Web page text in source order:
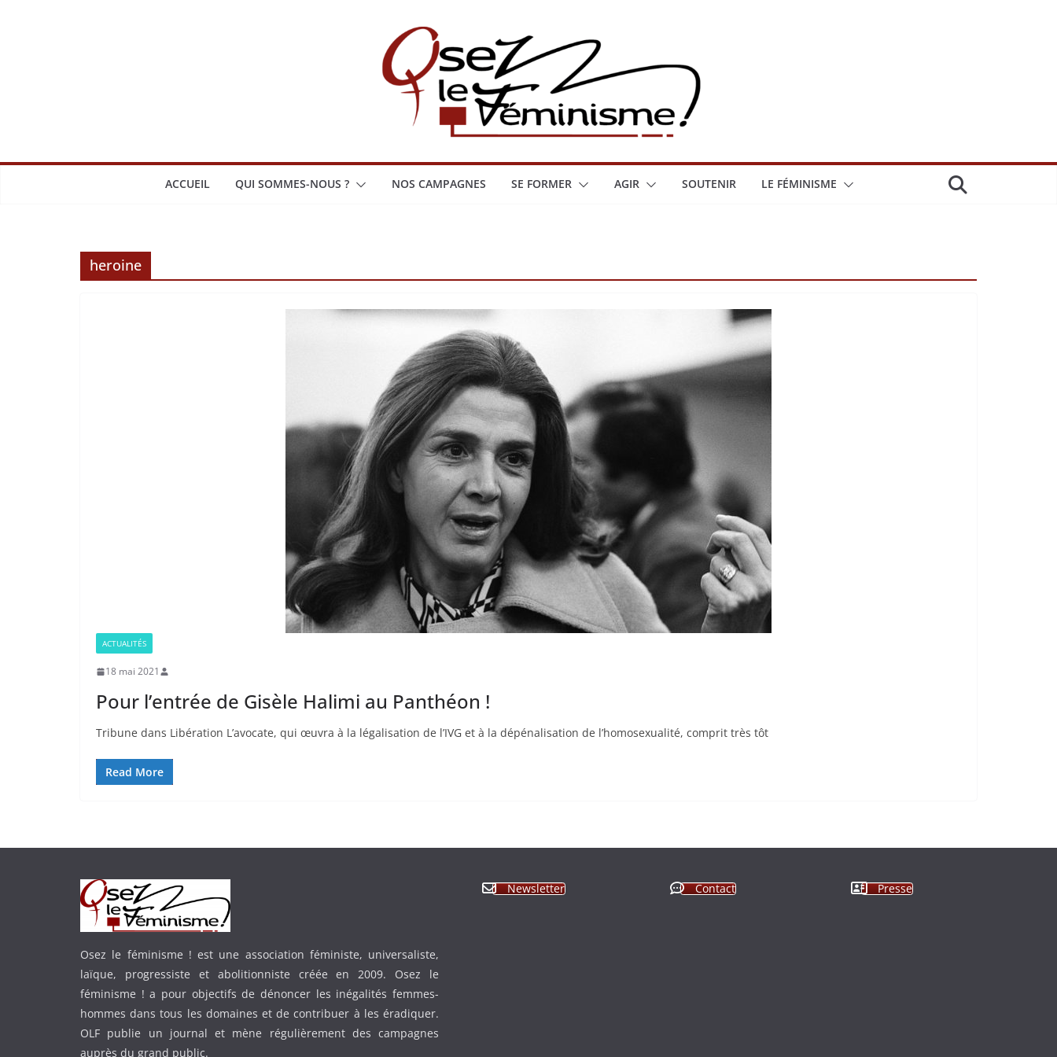
ACCUEIL QUI SOMMES-NOUS ? NOS CAMPAGNES SE FORMER AGIR SOUTENIR LE FÉMINISME
heroine
ACTUALITÉS
18 mai 2021
Pour l’entrée de Gisèle Halimi au Panthéon !
Tribune dans Libération L’avocate, qui œuvra à la légalisation de l’IVG et à la dépénalisation de l’homosexualité, comprit très tôt
Read More
Osez le féminisme ! est une association féministe, universaliste,
laïque, progressiste et abolitionniste créée en 2009. Osez le
féminisme ! a pour objectifs de dénoncer les inégalités femmes-
hommes dans tous les domaines et de contribuer à les éradiquer.
OLF publie un journal et mène régulièrement des campagnes
auprès du grand public.
Newsletter Contact Presse